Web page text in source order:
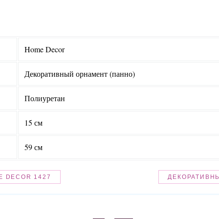
Home Decor
Декоративный орнамент (панно)
Полиуретан
15 см
59 см
1427